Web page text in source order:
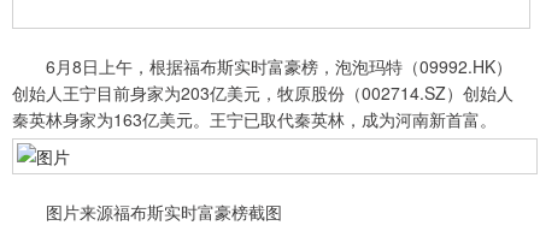
6月8日上午，根据福布斯实时富豪榜，泡泡玛特（09992.HK）
创始人王宁目前身家为203亿美元，牧原股份（002714.SZ）创始人
秦英林身家为163亿美元。王宁已取代秦英林，成为河南新首富。
图片来源福布斯实时富豪榜截图